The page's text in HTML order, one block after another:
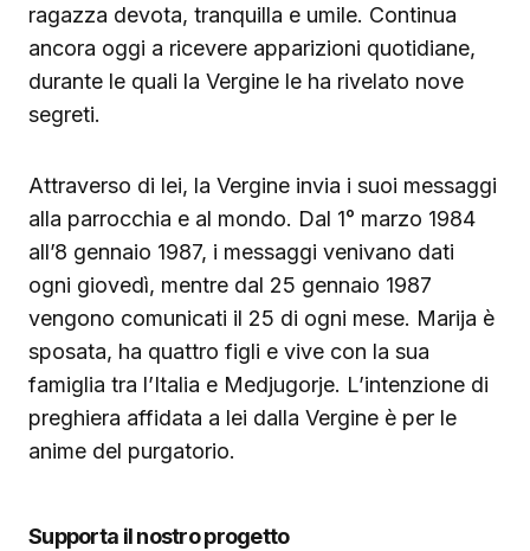
ragazza devota, tranquilla e umile. Continua
ancora oggi a ricevere apparizioni quotidiane,
durante le quali la Vergine le ha rivelato nove
segreti.
Attraverso di lei, la Vergine invia i suoi messaggi
alla parrocchia e al mondo. Dal 1° marzo 1984
all’8 gennaio 1987, i messaggi venivano dati
ogni giovedì, mentre dal 25 gennaio 1987
vengono comunicati il 25 di ogni mese. Marija è
sposata, ha quattro figli e vive con la sua
famiglia tra l’Italia e Medjugorje. L’intenzione di
preghiera affidata a lei dalla Vergine è per le
anime del purgatorio.
Supporta il nostro progetto